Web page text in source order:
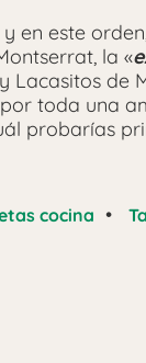
en este
la «
Lacasitos de
toda una
probarías
cocina •